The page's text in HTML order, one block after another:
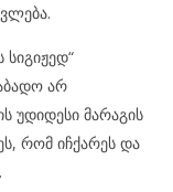
არ
უდიდესი მარაგის
რომ იჩქარეს და